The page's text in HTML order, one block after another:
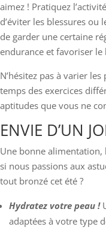
aimez ! Pratiquez
d’éviter les blessures ou
de garder une certaine
endurance et favoriser le
N’hésitez pas à varier
temps des exercices
aptitudes que vous ne
ENVIE D’UN
Une bonne alimentation,
si nous passions aux
tout bronzé cet été ?
Hydratez votre peau !
adaptées à votre type